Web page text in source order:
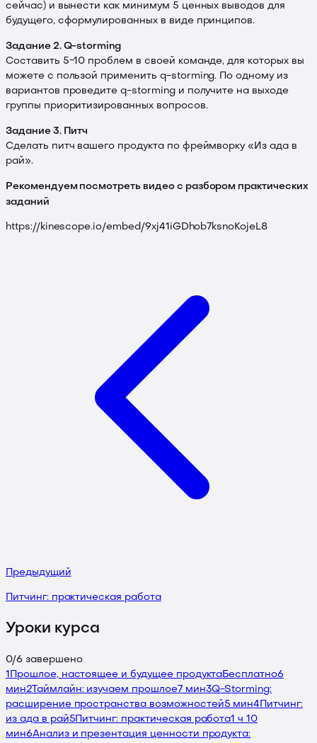
сейчас) и вынести как минимум 5 ценных выводов для
будущего, сформулированных в виде принципов.
Задание 2. Q-storming
Составить 5−10 проблем в своей команде, для которых вы
можете с пользой применить q-storming. По одному из
вариантов проведите q-storming и получите на выходе
группы приоритизированных вопросов.
Задание 3. Питч
Сделать питч вашего продукта по фреймворку «Из ада в
рай».
Рекомендуем посмотреть видео с разбором практических
заданий
https://kinescope.io/embed/9xj41iGDhob7ksnoKojeL8
Предыдущий
Питчинг: практическая работа
Уроки курса
0/6 завершено
1
Прошлое, настоящее и будущее продуктаБесплатно6
мин2Таймлайн: изучаем прошлое7 мин3Q-Storming:
расширение пространства возможностей5 мин4 Питчинг:
из ада в рай5 Питчинг: практическая работа1 ч 10
мин6Анализ и презентация ценности продукта: